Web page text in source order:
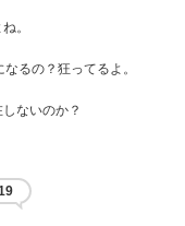
。
るの？狂ってるよ。
ないのか？